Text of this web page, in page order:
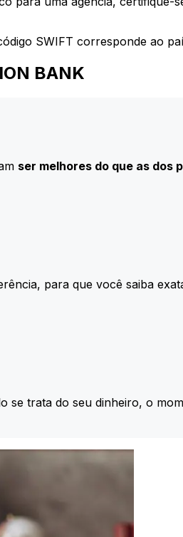
SWIFT corresponde ao
BANK
ser melhores do que as dos
para que você saiba
se trata do seu dinheiro, o